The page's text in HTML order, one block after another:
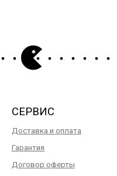
СЕРВИС
Доставка и оплата
Гарантия
Договор оферты